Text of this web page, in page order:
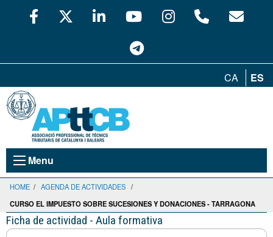
CA ES
Menu
HOME / AGENDA DE ACTIVIDADES /
CURSO EL IMPUESTO SOBRE SUCESIONES Y DONACIONES - TARRAGONA
Ficha de actividad - Aula formativa